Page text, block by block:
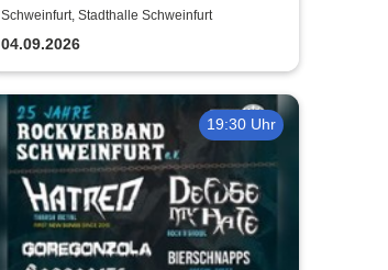
Einaudi: Tribute-
Klavierkonzert - Ludovico
Einaudi Tribute bei
Kerzenschein
Schweinfurt, Stadthalle Schweinfurt
04.09.2026
19:30 Uhr